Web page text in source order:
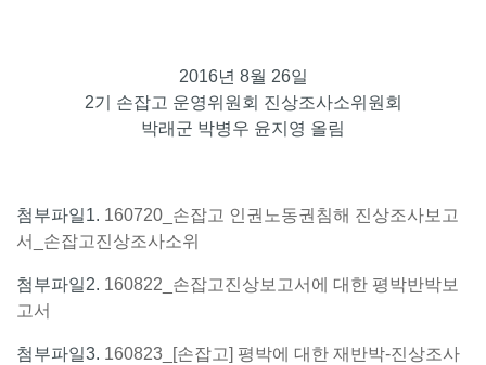
2016년 8월 26일
2기 손잡고 운영위원회 진상조사소위원회
박래군 박병우 윤지영 올림
첨부파일1. 160720_손잡고 인권노동권침해 진상조사보고
서_손잡고진상조사소위
첨부파일2. 160822_손잡고진상보고서에 대한 평박반박보
고서
첨부파일3. 160823_[손잡고] 평박에 대한 재반박-진상조사